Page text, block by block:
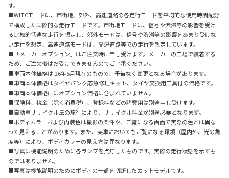
す。
■WLTCモードは、市街地、郊外、高速道路の各走行モードを平均的な使用時間配分
で構成した国際的な走行モードです。市街地モードは、信号や渋滞等の影響を受け
る比較的低速な走行を想定し、郊外モードは、信号や渋滞等の影響をあまり受けな
い走行を想定、高速道路モードは、高速道路等での走行を想定しています。
■「メーカーオプション」はご注文時に申し受けます。メーカーの工場で装着する
ため、ご注文後はお受けできませんのでご了承ください。
■車両本体価格は'26年5月現在のもので、予告なく変更となる場合があります。
■車両本体価格はタイヤパンク応急修理キット、タイヤ交換用工具付の価格です。
■車両本体価格にはオプション価格は含まれていません。
■保険料、税金（除く消費税）、登録料などの諸費用は別途申し受けます。
■自動車リサイクル法の施行により、リサイクル料金が別途必要となります。
■ボディカラーおよび内装色は撮影の条件や、ご覧になる画面で実際の色とは異な
って見えることがあります。また、実車においてもご覧になる環境（屋内外、光の角
度等）により、ボディカラーの見え方は異なります。
■写真は機能説明のために各ランプを点灯したものです。実際の走行状態を示すも
のではありません。
■写真は機能説明のためにボディの一部を切断したカットモデルです。